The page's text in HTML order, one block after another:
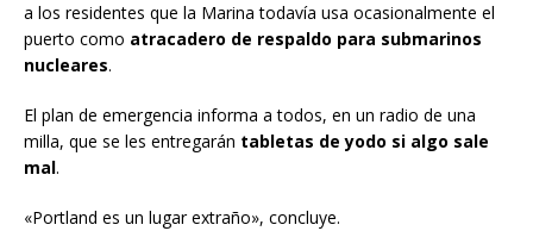
a los residentes que la Marina todavía usa ocasionalmente el
puerto como atracadero de respaldo para submarinos
nucleares.
El plan de emergencia informa a todos, en un radio de una
milla, que se les entregarán tabletas de yodo si algo sale
mal.
«Portland es un lugar extraño», concluye.